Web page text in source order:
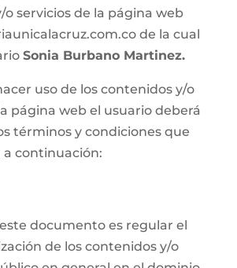
servicios de la página web
de la cual
Sonia Burbano Martinez.
uso de los contenidos y/o
página web el usuario deberá
términos y condiciones que
a continuación:
documento es regular el
de los contenidos y/o